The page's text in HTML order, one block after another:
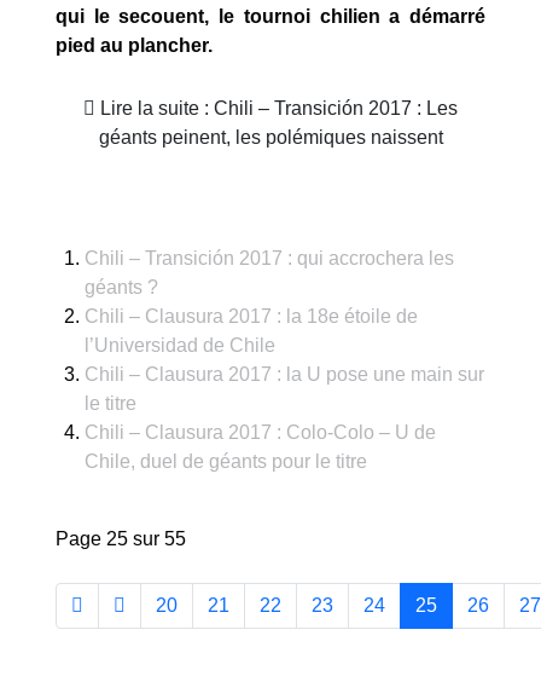
qui le secouent, le tournoi chilien a démarré
pied au plancher.
Lire la suite : Chili – Transición 2017 : Les
géants peinent, les polémiques naissent
Chili – Transición 2017 : qui accrochera les
géants ?
Chili – Clausura 2017 : la 18e étoile de
l’Universidad de Chile
Chili – Clausura 2017 : la U pose une main sur
le titre
Chili – Clausura 2017 : Colo-Colo – U de
Chile, duel de géants pour le titre
Page 25 sur 55
20 21 22 23 24 25 26 27